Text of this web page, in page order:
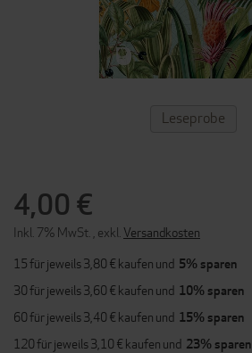
4,00 €
Inkl. 7% MwSt. exkl. Versandkosten
15 für jeweils3,80 € kaufen und 5% sparen
30 für jeweils3,60 € kaufen und 10% sparen
60 für jeweils3,40 € kaufen und 15% sparen
120 für jeweils3,10 € kaufen und 23% sparen
ZUM
ANFANG
Leseprobe